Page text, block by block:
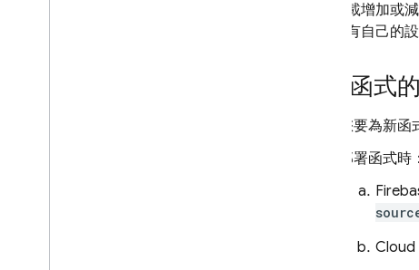
隨著負載增加或
行，並有自己的設
背景函式
您要為新
部署函式時：
Cloud